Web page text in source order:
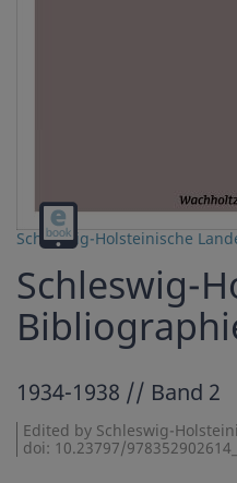
Digital
download
Schleswig-Holsteinische
Schleswig-
1934-1938 // Band 2
Edited by Schleswig-
doi: 10.23797/